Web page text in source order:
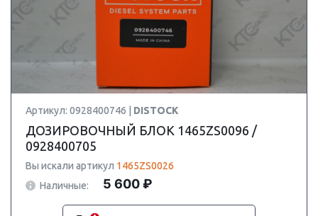
Артикул: 0928400746 | DISTOCK
ДОЗИРОВОЧНЫЙ БЛОК 1465ZS0096 /
0928400705
Вы искали артикул 1465ZS0026
Наличные:
5 600 ₽